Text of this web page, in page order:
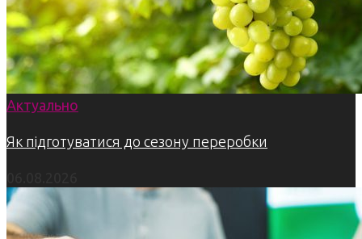
Актуально
Як підготуватися до сезону переробки